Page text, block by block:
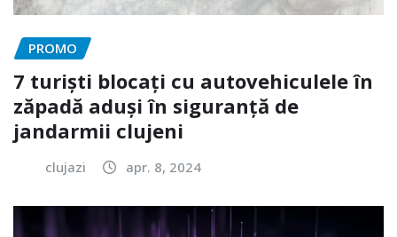
PROMO
7 turiști blocați cu autovehiculele în
zăpadă aduși în siguranță de
jandarmii clujeni
clujazi apr. 8, 2024